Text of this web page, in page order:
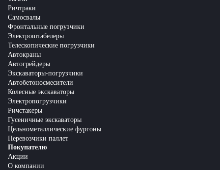
Ричтраки
Самосвалы
Фронтальные погрузчики
Электроштабелеры
Телескопические погрузчики
Автокраны
Автогрейдеры
Экскаваторы-погрузчики
Автобетоносмесители
Колесные экскаваторы
Электропогрузчики
Ричстакеры
Гусеничные экскаваторы
Цельнометаллические фургоны
Перевозчики паллет
Покупателю
Акции
О компании